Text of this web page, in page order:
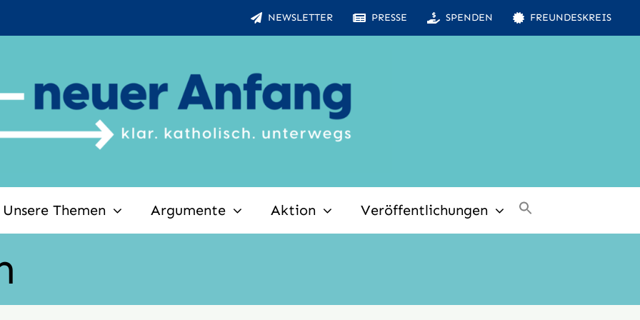
NEWSLETTER PRESSE SPENDEN FREUNDESKREIS
Unsere Themen Argumente Aktion Veröffentlichungen